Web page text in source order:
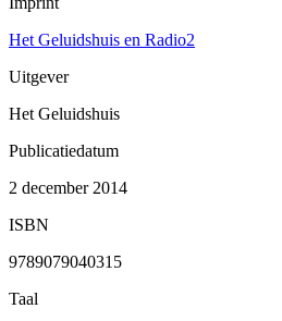
Het Geluidshuis en Radio2
Uitgever
Het Geluidshuis
Publicatiedatum
2 december 2014
ISBN
9789079040315
Taal